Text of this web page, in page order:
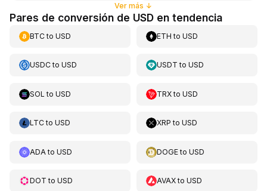
Ver más ↓
Pares de conversión de USD en tendencia
BTCto USD ETH toUSD
USDCto USD USDT toUSD
SOL to USD TRXtoUSD
LTCto USD XRP toUSD
ADA to USD DOGEtoUSD
DOT to USD AVAXtoUSD